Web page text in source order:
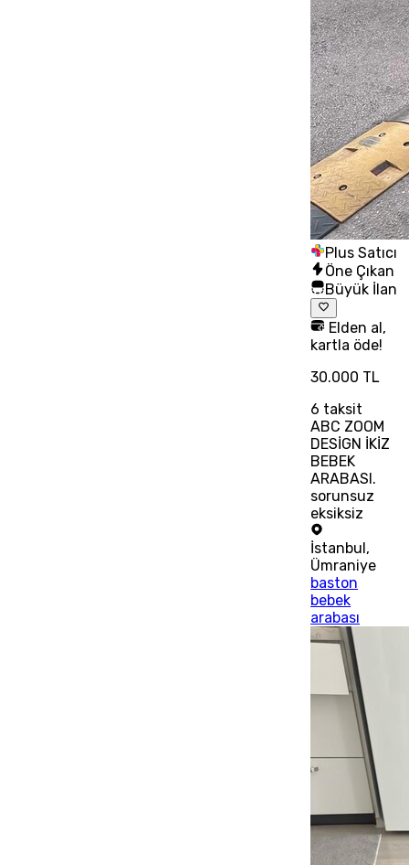
Plus Satıcı
Öne Çıkan
Büyük İlan
Elden al,
kartla öde!
30.000 TL
6 taksit
ABC ZOOM
DESİGN İKİZ
BEBEK
ARABASI.
sorunsuz
eksiksiz
İstanbul,
Ümraniye
baston
bebek
arabası